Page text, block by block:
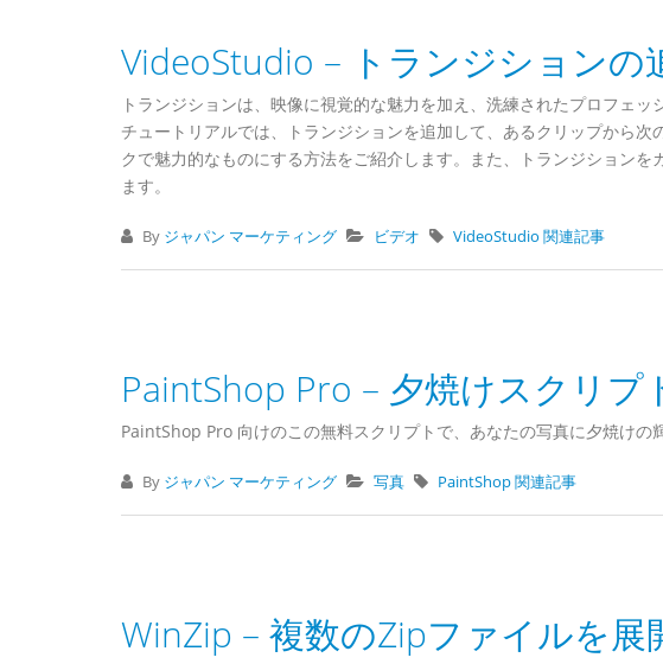
VideoStudio – トランジション
トランジションは、映像に視覚的な魅力を加え、洗練されたプロフェ
チュートリアルでは、トランジションを追加して、あるクリップから
クで魅力的なものにする方法をご紹介します。また、トランジション
ます。
By ジャパン マーケティング ビデオ VideoStudio 関連記事
PaintShop Pro – 夕焼けスクリプ
PaintShop Pro 向けのこの無料スクリプトで、あなたの写真に夕焼けの
By ジャパン マーケティング 写真 PaintShop 関連記事
WinZip – 複数のZipファイルを展